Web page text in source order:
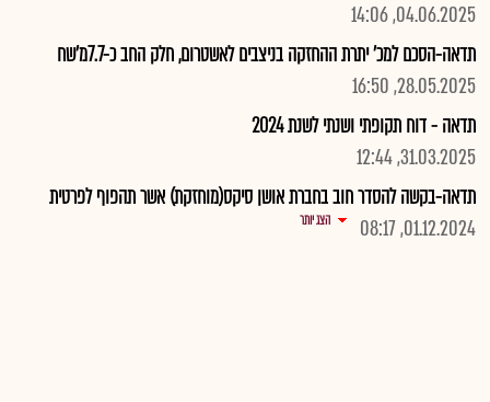
04.06.2025, 14:06
תדאה-הסכם למכ' יתרת ההחזקה בניצבים לאשטרום, חלק החב כ-7.7מ'שח
28.05.2025, 16:50
תדאה - דוח תקופתי ושנתי לשנת 2024
31.03.2025, 12:44
תדאה-בקשה להסדר חוב בחברת אושן סיקס(מוחזקת) אשר תהפוף לפרטית
01.12.2024, 08:17
הצג יותר